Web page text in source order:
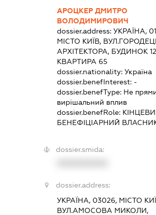
АРОЦКЕР ДМИТРО
ВОЛОДИМИРОВИЧ
dossier.address: УКРАЇНА,
МІСТО КИЇВ,
АРХІТЕКТОРА, БУДИНОК
КВАРТИРА 65
dossier.nationality: Україна
dossier.benefInterest: -
dossier.benefType: Не
вирішальний вплив
dossier.benefRole:
БЕНЕФІЦІАРНИЙ
dossier.smida:
dossier.address:
УКРАЇНА, 03026, МІСТО
ВУЛ.АМОСОВА МИКОЛИ,